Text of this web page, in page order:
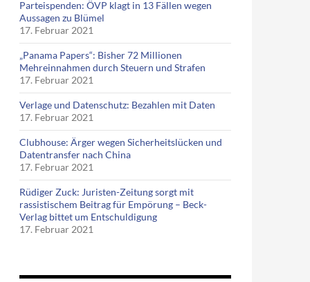
Parteispenden: ÖVP klagt in 13 Fällen wegen
Aussagen zu Blümel
17. Februar 2021
„Panama Papers“: Bisher 72 Millionen
Mehreinnahmen durch Steuern und Strafen
17. Februar 2021
Verlage und Datenschutz: Bezahlen mit Daten
17. Februar 2021
Clubhouse: Ärger wegen Sicherheitslücken und
Datentransfer nach China
17. Februar 2021
Rüdiger Zuck: Juristen-Zeitung sorgt mit
rassistischem Beitrag für Empörung – Beck-
Verlag bittet um Entschuldigung
17. Februar 2021